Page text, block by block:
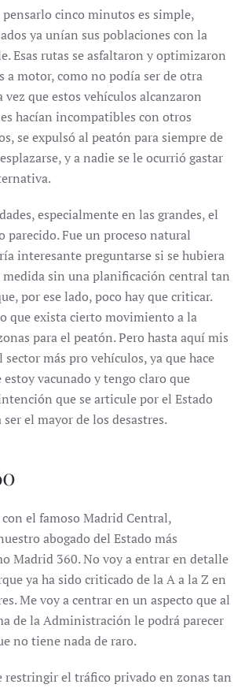
pensarlo cinco minutos es simple,
ya unían sus poblaciones con la
Esas rutas se asfaltaron y optimizaron
a motor, como no podía ser de otra
vez que estos vehículos alcanzaron
hacían incompatibles con otros
se expulsó al peatón para siempre de
y a nadie se le ocurrió gastar
especialmente en las grandes, el
parecido. Fue un proceso natural
interesante preguntarse si se hubiera
medida sin una planificación central tan
por ese lado, poco hay que criticar.
que exista cierto movimiento a la
para el peatón. Pero hasta aquí mis
más pro vehículos, ya que hace
estoy vacunado y tengo claro que
que se articule por el Estado
el mayor de los desastres.
el famoso Madrid Central,
abogado del Estado más
Madrid 360. No voy a entrar en detalle
ya ha sido criticado de la A a la Z en
Me voy a centrar en un aspecto que al
de la Administración le podrá parecer
no tiene nada de raro.
restringir el tráfico privado en zonas tan